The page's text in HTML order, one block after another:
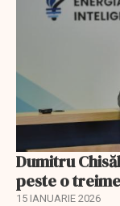
Dumitru
peste o
15 IANUARIE 2026